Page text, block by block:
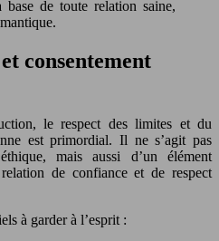
de toute relation saine,
consentement
le respect des limites et du
est primordial. Il ne s’agit pas
mais aussi d’un élément
de confiance et de respect
à garder à l’esprit :